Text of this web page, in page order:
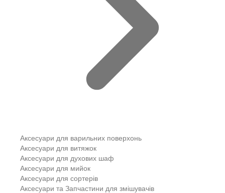
Аксесуари для варильних поверхонь
Аксесуари для витяжок
Аксесуари для духових шаф
Аксесуари для мийок
Аксесуари для сортерів
Аксесуари та Запчастини для змішувачів